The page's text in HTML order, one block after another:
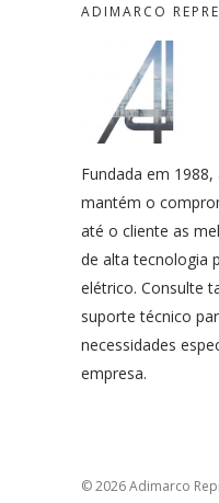
ADIMARCO
Fundada em
mantém o
até o cliente as
de alta tecnologia
elétrico. Consulte
suporte técnico
necessidades
empresa.
© 2026 Adimarco